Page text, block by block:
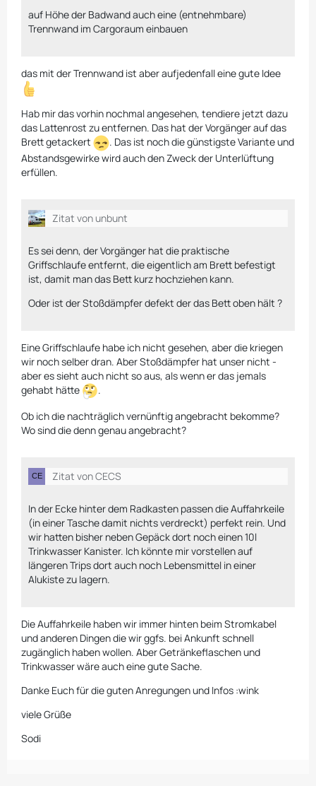
auf Höhe der Badwand auch eine (entnehmbare)
Trennwand im Cargoraum einbauen
das mit der Trennwand ist aber aufjedenfall eine gute Idee
Hab mir das vorhin nochmal angesehen, tendiere jetzt dazu
das Lattenrost zu entfernen. Das hat der Vorgänger auf das
Brett getackert
. Das ist noch die günstigste Variante und
Abstandsgewirke wird auch den Zweck der Unterlüftung
erfüllen.
Zitat von unbunt
Es sei denn, der Vorgänger hat die praktische
Griffschlaufe entfernt, die eigentlich am Brett befestigt
ist, damit man das Bett kurz hochziehen kann.
Oder ist der Stoßdämpfer defekt der das Bett oben hält ?
Eine Griffschlaufe habe ich nicht gesehen, aber die kriegen
wir noch selber dran. Aber Stoßdämpfer hat unser nicht -
aber es sieht auch nicht so aus, als wenn er das jemals
gehabt hätte
.
Ob ich die nachträglich vernünftig angebracht bekomme?
Wo sind die denn genau angebracht?
Zitat von CECS
In der Ecke hinter dem Radkasten passen die Auffahrkeile
(in einer Tasche damit nichts verdreckt) perfekt rein. Und
wir hatten bisher neben Gepäck dort noch einen 10l
Trinkwasser Kanister. Ich könnte mir vorstellen auf
längeren Trips dort auch noch Lebensmittel in einer
Alukiste zu lagern.
Die Auffahrkeile haben wir immer hinten beim Stromkabel
und anderen Dingen die wir ggfs. bei Ankunft schnell
zugänglich haben wollen. Aber Getränkeflaschen und
Trinkwasser wäre auch eine gute Sache.
Danke Euch für die guten Anregungen und Infos :wink
viele Grüße
Sodi